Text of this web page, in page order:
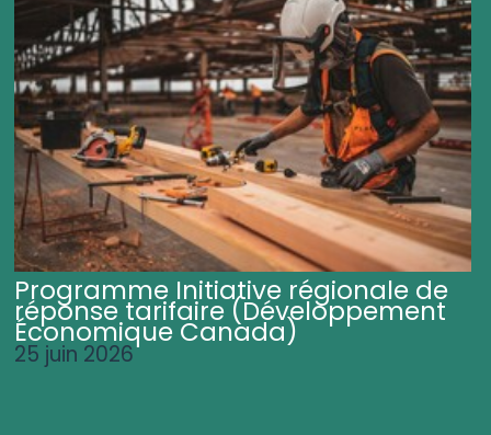
Programme Initiative régionale de
réponse tarifaire (Développement
Économique Canada)
25 juin 2026